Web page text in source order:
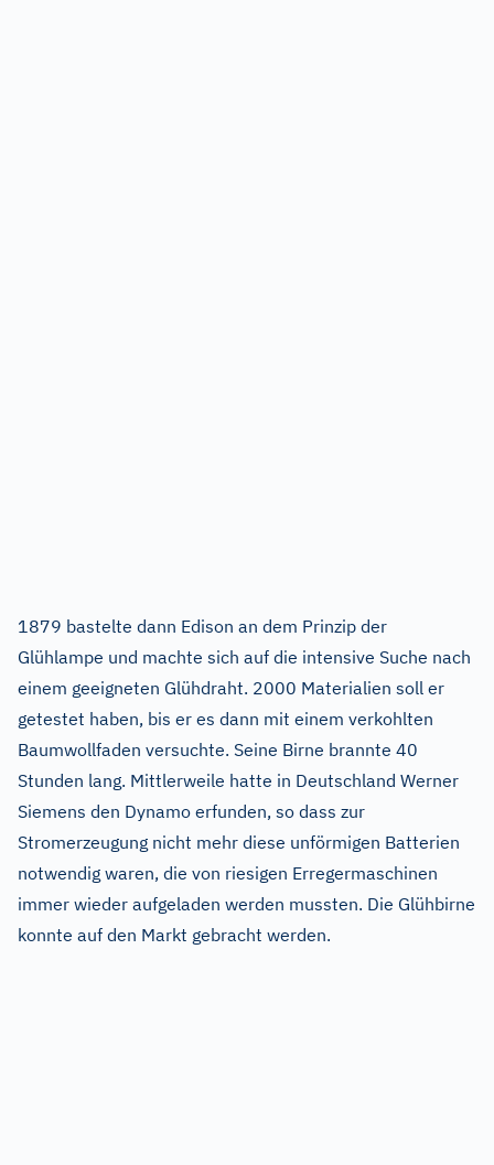
1879 bastelte dann Edison an dem Prinzip der
Glühlampe und machte sich auf die intensive Suche nach
einem geeigneten Glühdraht. 2000 Materialien soll er
getestet haben, bis er es dann mit einem verkohlten
Baumwollfaden versuchte. Seine Birne brannte 40
Stunden lang. Mittlerweile hatte in Deutschland Werner
Siemens den Dynamo erfunden, so dass zur
Stromerzeugung nicht mehr diese unförmigen Batterien
notwendig waren, die von riesigen Erregermaschinen
immer wieder aufgeladen werden mussten. Die Glühbirne
konnte auf den Markt gebracht werden.